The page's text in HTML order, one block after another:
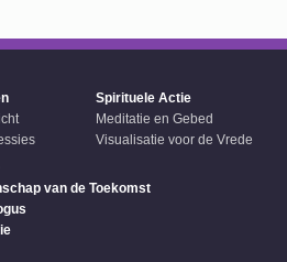
Spirituele Actie
Meditatie en Gebed
Visualisatie voor de Vrede
van de Toekomst